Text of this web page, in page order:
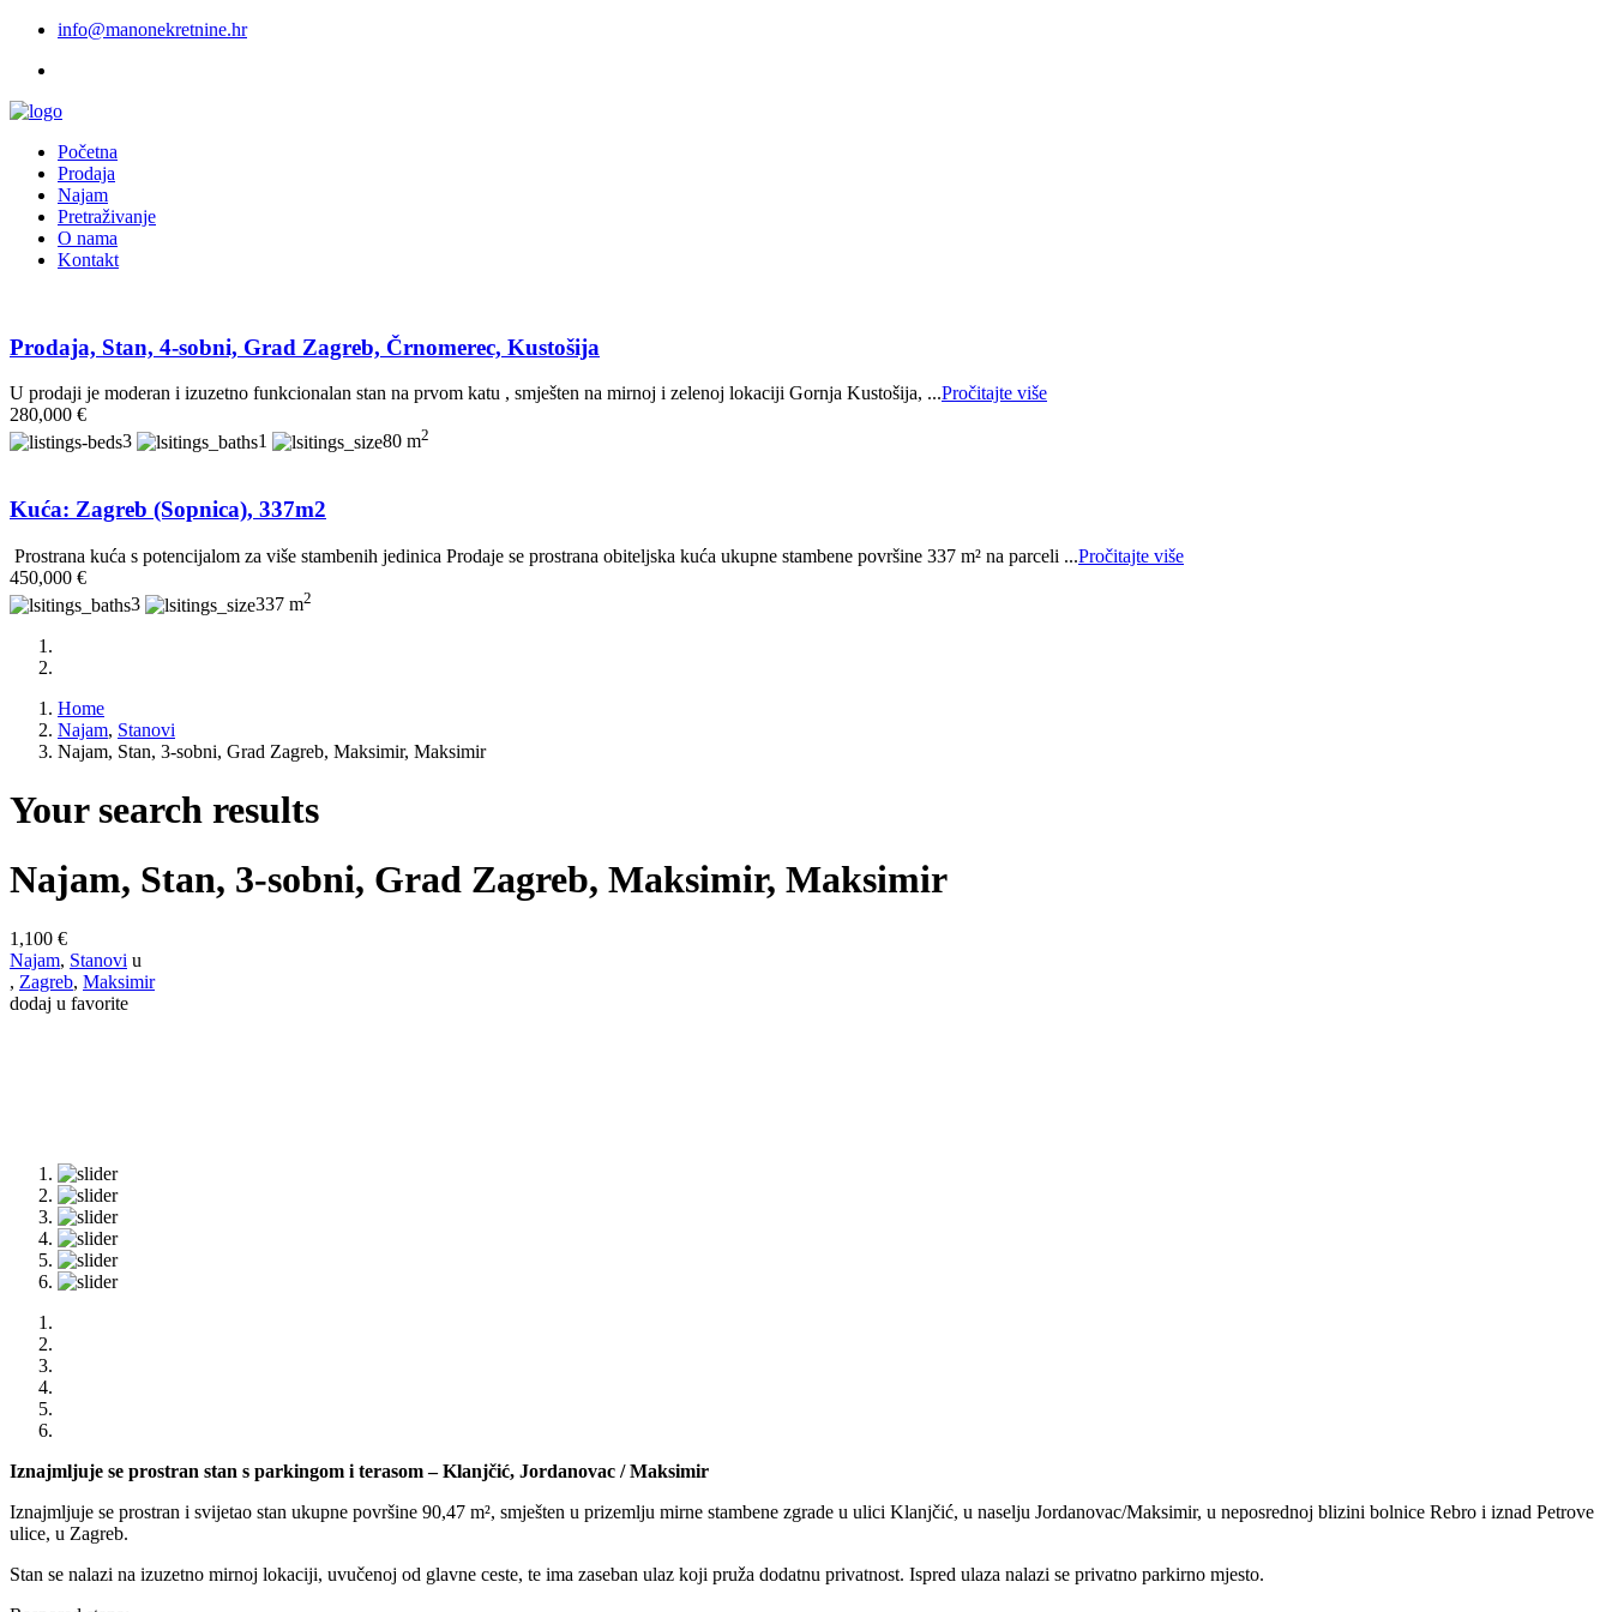
info@manonekretnine.hr
Početna
Prodaja
Najam
Pretraživanje
O nama
Kontakt
Prodaja, Stan, 4-sobni, Grad Zagreb, Črnomerec, Kustošija
U prodaji je moderan i izuzetno funkcionalan stan na prvom katu , smješten na mirnoj i zelenoj lokaciji Gornja Kustošija, ...Pročitajte više
280,000 €
3
1 80 m2
Kuća: Zagreb (Sopnica), 337m2
Prostrana kuća s potencijalom za više stambenih jedinica Prodaje se prostrana obiteljska kuća ukupne stambene površine 337 m² na parceli ...Pročitajte više
450,000 €
3
337 m2
Home
Najam, Stanovi
Najam, Stan, 3-sobni, Grad Zagreb, Maksimir, Maksimir
Your search results
Najam, Stan, 3-sobni, Grad Zagreb, Maksimir, Maksimir
1,100 €
Najam, Stanovi u
, Zagreb, Maksimir
dodaj u favorite
Iznajmljuje se prostran stan s parkingom i terasom – Klanjčić, Jordanovac / Maksimir
Iznajmljuje se prostran i svijetao stan ukupne površine 90,47 m², smješten u prizemlju mirne stambene zgrade u ulici Klanjčić, u naselju Jordanovac/Maksimir, u neposrednoj blizini bolnice Rebro i iznad Petrove
ulice, u Zagreb.
Stan se nalazi na izuzetno mirnoj lokaciji, uvučenoj od glavne ceste, te ima zaseban ulaz koji pruža dodatnu privatnost. Ispred ulaza nalazi se privatno parkirno mjesto.